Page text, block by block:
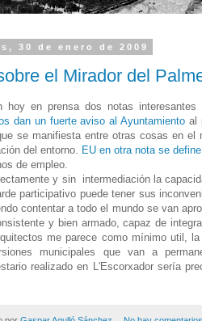
30 de enero de 2009
el Mirador del
hoy en prensa dos notas
dan un fuerte aviso al Ayuntamiento al
se manifiesta entre otras cosas en el
del entorno. EU en otra nota se
de empleo.
y sin intermediación la
participativo puede tener sus
contentar a todo el mundo se van
y bien armado, capaz de
me parece como mínimo util,
municipales que van a
realizado en L'Escorxador sería